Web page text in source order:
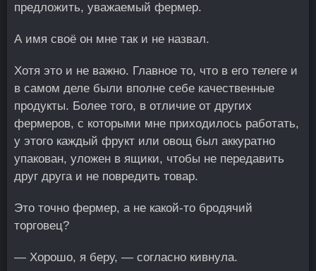
предложить, уважаемый фермер.
А имя своё он мне так и не назвал.
Хотя это и не важно. Главное то, что в его телеге и
в самом деле были вполне себе качественные
продукты. Более того, в отличие от других
фермеров, с которыми мне приходилось работать,
у этого каждый фрукт или овощ был аккуратно
упакован, уложен в ящики, чтобы не передавить
друг друга и не повредить товар.
Это точно фермер, а не какой-то бродячий
торговец?
— Хорошо, я беру, — согласно кивнула.